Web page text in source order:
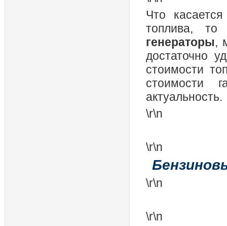
Что
топлива,
генераторы,
достаточно
стоимости
стоимости
актуальность.
\r\n
\r\n
\r\n
\r\n